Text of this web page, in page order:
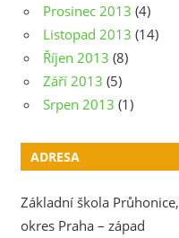
Prosinec 2013 (4)
Listopad 2013 (14)
Říjen 2013 (8)
Září 2013 (5)
Srpen 2013 (1)
ADRESA
Základní škola Průhonice,
okres Praha – západ